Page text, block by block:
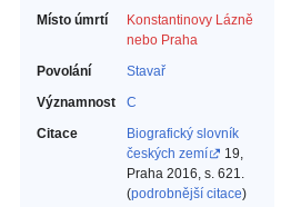
Místo úmrtí
Konstantinovy Lázně
nebo Praha
Povolání
Stavař‎
Významnost
C
Citace
Biografický slovník
českých zemí
19,
Praha 2016, s. 621.
(podrobnější citace)